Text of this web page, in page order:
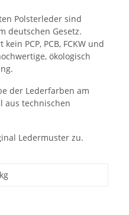
Polsterleder sind
deutschen Gesetz.
PCP, PCB, FCKW und
ökologisch
der Lederfarben am
aus technischen
Ledermuster zu.
kg